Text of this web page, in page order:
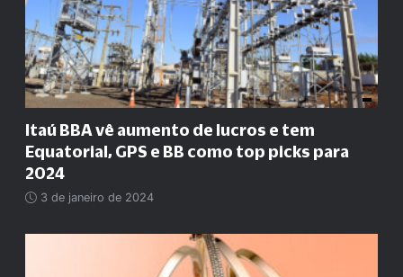
Itaú BBA vê aumento de lucros e tem
Equatorial, GPS e BB como top picks para
2024
3 de janeiro de 2024